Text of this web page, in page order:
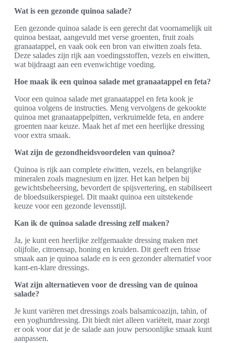
Wat is een gezonde quinoa salade?
Een gezonde quinoa salade is een gerecht dat voornamelijk uit
quinoa bestaat, aangevuld met verse groenten, fruit zoals
granaatappel, en vaak ook een bron van eiwitten zoals feta.
Deze salades zijn rijk aan voedingsstoffen, vezels en eiwitten,
wat bijdraagt aan een evenwichtige voeding.
Hoe maak ik een quinoa salade met granaatappel en feta?
Voor een quinoa salade met granaatappel en feta kook je
quinoa volgens de instructies. Meng vervolgens de gekookte
quinoa met granaatappelpitten, verkruimelde feta, en andere
groenten naar keuze. Maak het af met een heerlijke dressing
voor extra smaak.
Wat zijn de gezondheidsvoordelen van quinoa?
Quinoa is rijk aan complete eiwitten, vezels, en belangrijke
mineralen zoals magnesium en ijzer. Het kan helpen bij
gewichtsbeheersing, bevordert de spijsvertering, en stabiliseert
de bloedsuikerspiegel. Dit maakt quinoa een uitstekende
keuze voor een gezonde levensstijl.
Kan ik de quinoa salade dressing zelf maken?
Ja, je kunt een heerlijke zelfgemaakte dressing maken met
olijfolie, citroensap, honing en kruiden. Dit geeft een frisse
smaak aan je quinoa salade en is een gezonder alternatief voor
kant-en-klare dressings.
Wat zijn alternatieven voor de dressing van de quinoa
salade?
Je kunt variëren met dressings zoals balsamicoazijn, tahin, of
een yoghurtdressing. Dit biedt niet alleen variëteit, maar zorgt
er ook voor dat je de salade aan jouw persoonlijke smaak kunt
aanpassen.